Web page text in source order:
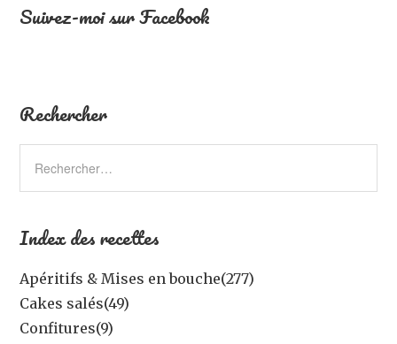
Suivez-moi sur Facebook
Rechercher
Index des recettes
Apéritifs & Mises en bouche(277)
Cakes salés(49)
Confitures(9)